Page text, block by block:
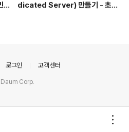
dicated Server) 만들기 - 초급
로그인 고객센터
Corp.